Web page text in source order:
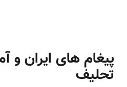
پیغام های ایران و
تحلیف